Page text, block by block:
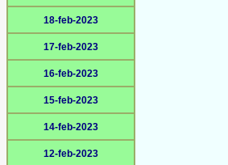
18-feb-2023
17-feb-2023
16-feb-2023
15-feb-2023
14-feb-2023
12-feb-2023